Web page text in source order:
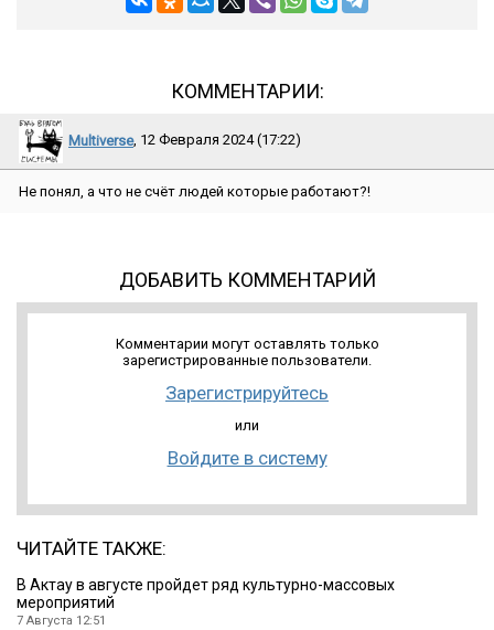
КОММЕНТАРИИ:
Multiverse, 12 Февраля 2024 (17:22)
Не понял, а что не счёт людей которые работают?!
ДОБАВИТЬ КОММЕНТАРИЙ
Комментарии могут оставлять только
зарегистрированные пользователи.
Зарегистрируйтесь
или
Войдите в систему
ЧИТАЙТЕ ТАКЖЕ:
В Актау в августе пройдет ряд культурно-массовых
мероприятий
7 Августа 12:51